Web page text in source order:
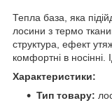
Тепла база, яка
лосини з термо
структура, ефект
комфортні в носінні.
Характеристики:
Тип товару: